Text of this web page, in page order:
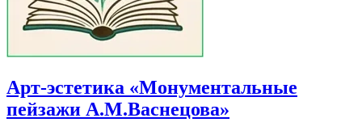
Арт-эстетика «Монументальные
пейзажи А.М.Васнецова»